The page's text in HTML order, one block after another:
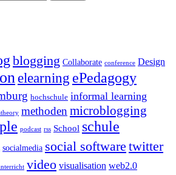
blogging Collaborate conference Design
elearning ePedagogy
hochschule informal learning
methoden microblogging
ple podcast rss School schule
socialmedia social software twitter
video visualisation web2.0